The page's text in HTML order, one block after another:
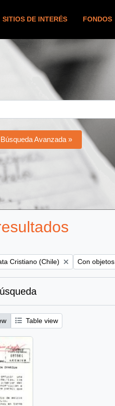
SITIOS DE INTERÉS FONDOS
Búsqueda Avanzada »
Cristiano (Chile) Remove
Con
Table view